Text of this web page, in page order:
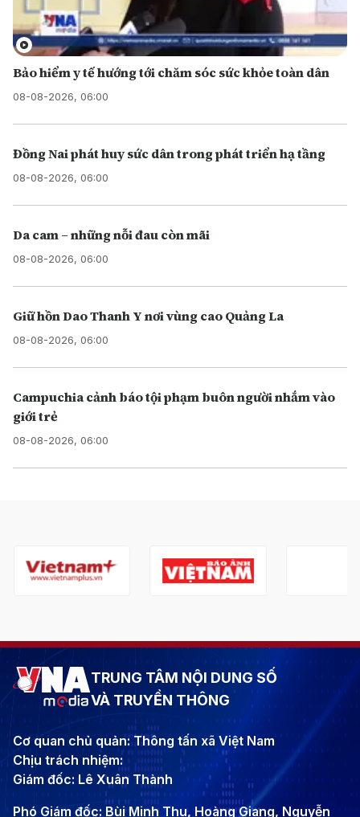
Bảo hiểm y tế hướng tới chăm sóc sức khỏe toàn dân
08-08-2026, 06:00
Đồng Nai phát huy sức dân trong phát triển hạ tầng
08-08-2026, 06:00
Da cam – những nỗi đau còn mãi
08-08-2026, 06:00
Giữ hồn Dao Thanh Y nơi vùng cao Quảng La
08-08-2026, 06:00
Campuchia cảnh báo tội phạm buôn người nhắm vào
giới trẻ
08-08-2026, 06:00
TRUNG TÂM NỘI DUNG SỐ
VÀ TRUYỀN THÔNG
Cơ quan chủ quản: Thông tấn xã Việt Nam
Chịu trách nhiệm:
Giám đốc: Lê Xuân Thành
Phó Giám đốc: Bùi Minh Thu, Hoàng Giang, Nguyễn